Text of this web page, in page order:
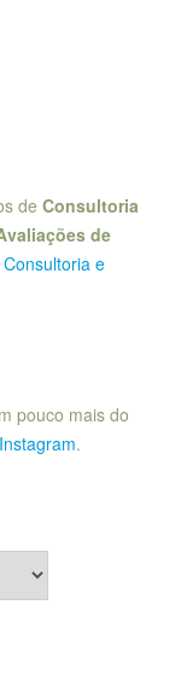
de Consultoria
de
e
pouco mais do
Instagram.